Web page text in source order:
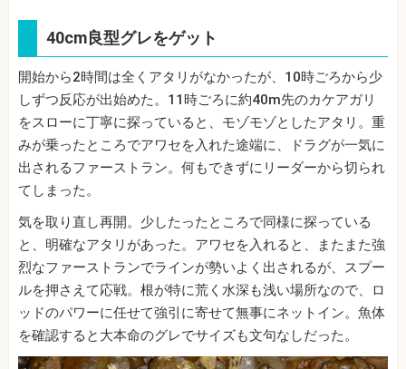
40cm良型グレをゲット
開始から2時間は全くアタリがなかったが、10時ごろから少
しずつ反応が出始めた。11時ごろに約40m先のカケアガリ
をスローに丁寧に探っていると、モゾモゾとしたアタリ。重
みが乗ったところでアワセを入れた途端に、ドラグが一気に
出されるファーストラン。何もできずにリーダーから切られ
てしまった。
気を取り直し再開。少したったところで同様に探っている
と、明確なアタリがあった。アワセを入れると、またまた強
烈なファーストランでラインが勢いよく出されるが、スプー
ルを押さえて応戦。根が特に荒く水深も浅い場所なので、ロ
ッドのパワーに任せて強引に寄せて無事にネットイン。魚体
を確認すると大本命のグレでサイズも文句なしだった。